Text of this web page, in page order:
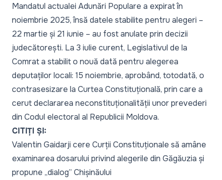
Mandatul actualei Adunări Populare a expirat în
noiembrie 2025, însă datele stabilite pentru alegeri –
22 martie și 21 iunie – au fost anulate prin decizii
judecătorești. La 3 iulie curent, Legislativul de la
Comrat a stabilit o nouă dată pentru alegerea
deputaților locali: 15 noiembrie, aprobând, totodată, o
contrasesizare la Curtea Constituțională, prin care a
cerut declararea neconstituționalității unor prevederi
din Codul electoral al Republicii Moldova.
CITIȚI ȘI:
Valentin Gaidarji cere Curții Constituționale să amâne
examinarea dosarului privind alegerile din Găgăuzia și
propune „dialog” Chișinăului